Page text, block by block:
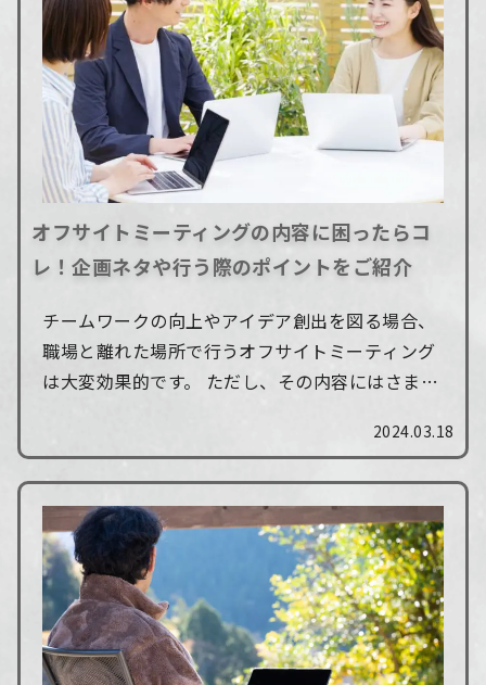
オフサイトミーティングの内容に困ったらコ
レ！企画ネタや行う際のポイントをご紹介
チームワークの向上やアイデア創出を図る場合、
職場と離れた場所で行うオフサイトミーティング
は大変効果的です。 ただし、その内容にはさまざ
らないという方も多いのではないでしょうか。...
2024.03.18